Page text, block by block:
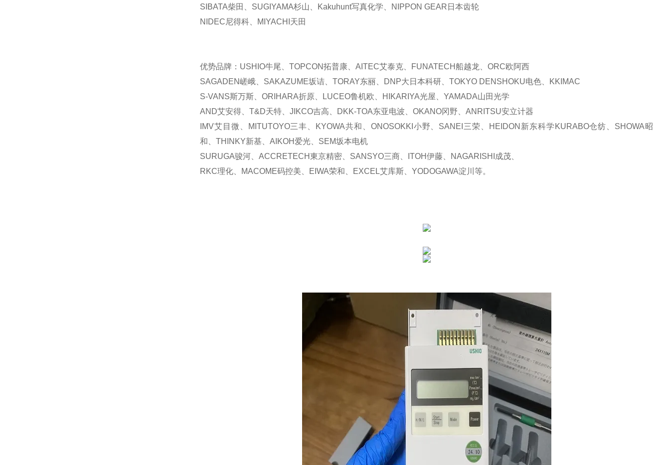
SIBATA柴田、 SUGIYAMA杉山、 Kakuhunt写真化学、 NIPPON GEAR 日本齿轮
NIDEC尼得科、 MIYACHI 天田
优势品牌： USHIO牛尾、 TOPCON拓普康、 AITEC艾泰克、 FUNATECH船越龙、 ORC欧阿西
SAGADEN嵯峨、 SAKAZUME坂诘、 TORAY东丽、 DNP大日本科研、 TOKYO DENSHOKU电色、
KKIMAC
S-VANS斯万斯、 ORIHARA折原、 LUCEO鲁机欧、 HIKARIYA光屋、 YAMADA山田光学
AND艾安得、 T&D天特、 JIKCO吉高、 DKK-TOA东亚电波、 OKANO冈野、 ANRITSU安立计器
IMV艾目微、 MITUTOYO三丰、 KYOWA共和、 ONOSOKKI 小野、 SANEI 三荣、 HEIDON 新东科学 KURABO仓纺、 SHOWA昭
和、 THINKY新基、 AIKOH 爱光、 SEM坂本电机
SURUGA骏河、 ACCRETECH東京精密、 SANSYO三商、 ITOH伊藤、 NAGARISHI 成茂、
RKC理化、 MACOME码控美、 EIWA荣和、 EXCEL艾库斯、 YODOGAWA淀川等。